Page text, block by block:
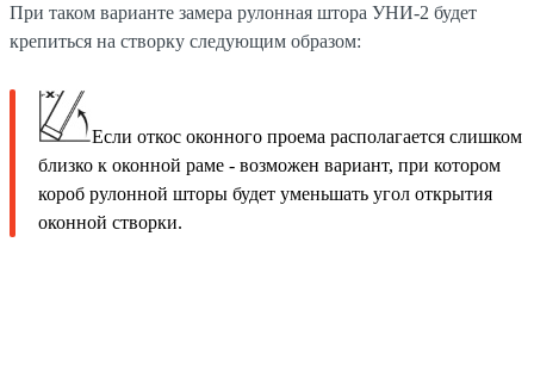
При таком варианте замера рулонная штора УНИ-2 будет
крепиться на створку следующим образом:
Если откос оконного проема располагается слишком
близко к оконной раме - возможен вариант, при котором
короб рулонной шторы будет уменьшать угол открытия
оконной створки.